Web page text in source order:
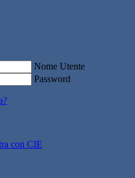
Nome Utente
Password
con CIE